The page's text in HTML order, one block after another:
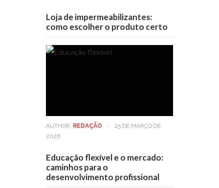
Loja de impermeabilizantes:
como escolher o produto certo
AUTHOR: REDAÇÃO -
25 DE MARÇO DE
2026
Educação flexível e o mercado:
caminhos para o
desenvolvimento profissional